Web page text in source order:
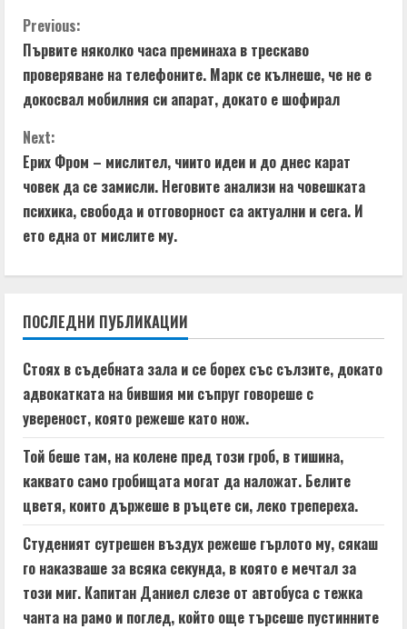
C
o
n
t
i
n
R
e
a
d
i
n
g
Previous:
Първите няколко часа преминаха в трескаво
проверяване на телефоните. Марк се кълнеше, че не е
докосвал мобилния си апарат, докато е шофирал
Next:
Ерих Фром – мислител, чиито идеи и до днес карат
човек да се замисли. Неговите анализи на човешката
психика, свобода и отговорност са актуални и сега. И
ето една от мислите му.
ПОСЛЕДНИ ПУБЛИКАЦИИ
Стоях в съдебната зала и се борех със сълзите, докато
адвокатката на бившия ми съпруг говореше с
увереност, която режеше като нож.
Той беше там, на колене пред този гроб, в тишина,
каквато само гробищата могат да наложат. Белите
цветя, които държеше в ръцете си, леко трепереха.
Студеният сутрешен въздух режеше гърлото му, сякаш
го наказваше за всяка секунда, в която е мечтал за
този миг. Капитан Даниел слезе от автобуса с тежка
чанта на рамо и поглед, който още търсеше пустинните